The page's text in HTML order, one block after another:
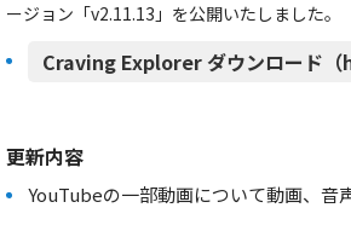
ージョン「v2.11.13」を公開いたしました。
Craving Explorer ダウンロード
更新内容
YouTubeの一部動画について動画、音